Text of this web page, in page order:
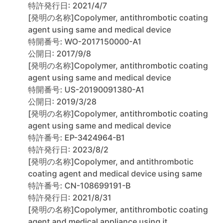
特許発行日: 2021/4/7
[発明の名称]Copolymer, antithrombotic coating
agent using same and medical device
特開番号: WO-2017150000-A1
公開日: 2017/9/8
[発明の名称]Copolymer, antithrombotic coating
agent using same and medical device
特開番号: US-20190091380-A1
公開日: 2019/3/28
[発明の名称]Copolymer, antithrombotic coating
agent using same and medical device
特許番号: EP-3424964-B1
特許発行日: 2023/8/2
[発明の名称]Copolymer, and antithrombotic
coating agent and medical device using same
特許番号: CN-108699191-B
特許発行日: 2021/8/31
[発明の名称]Copolymer, antithrombotic coating